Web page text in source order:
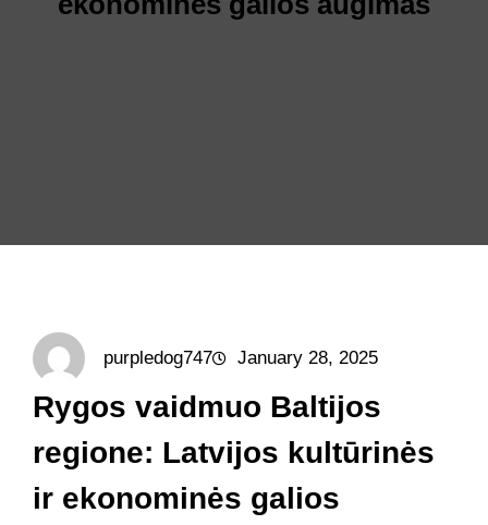
purpledog747 January 28, 2025
Rygos vaidmuo Baltijos
regione: Latvijos kultūrinės
ir ekonominės galios